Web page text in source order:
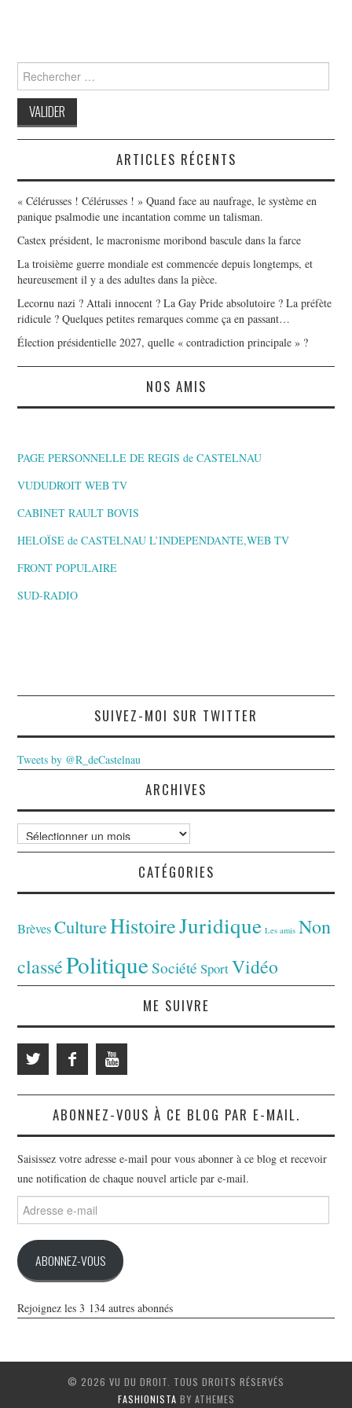
Search
for:
ARTICLES RÉCENTS
« Célérusses ! Célérusses ! » Quand face au naufrage, le système en
panique psalmodie une incantation comme un talisman.
Castex président, le macronisme moribond bascule dans la farce
La troisième guerre mondiale est commencée depuis longtemps, et
heureusement il y a des adultes dans la pièce.
Lecornu nazi ? Attali innocent ? La Gay Pride absolutoire ? La préfète
ridicule ? Quelques petites remarques comme ça en passant…
Élection présidentielle 2027, quelle « contradiction principale » ?
NOS AMIS
PAGE PERSONNELLE DE REGIS de CASTELNAU
VUDUDROIT WEB TV
CABINET RAULT BOVIS
HELOÏSE de CASTELNAU L’INDEPENDANTE,WEB TV
FRONT POPULAIRE
SUD-RADIO
SUIVEZ-MOI SUR TWITTER
Tweets by @R_deCastelnau
ARCHIVES
Archives
CATÉGORIES
Brèves CultureHistoireJuridique Les amis Non
classéPolitiqueSociété SportVidéo
ME SUIVRE
ABONNEZ-VOUS À CE BLOG PAR E-MAIL.
Saisissez votre adresse e-mail pour vous abonner à ce blog et recevoir
une notification de chaque nouvel article par e-mail.
Adresse
e-
ABONNEZ-VOUS
Rejoignez les 3 134 autres abonnés
© 2026 VU DU DROIT. TOUS DROITS RÉSERVÉS
FASHIONISTA BY ATHEMES